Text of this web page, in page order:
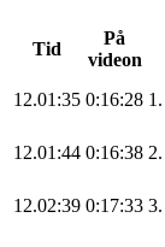
Tid
På
videon
12.01:35 0:16:28 1.
12.01:44 0:16:38 2.
12.02:39 0:17:33 3.